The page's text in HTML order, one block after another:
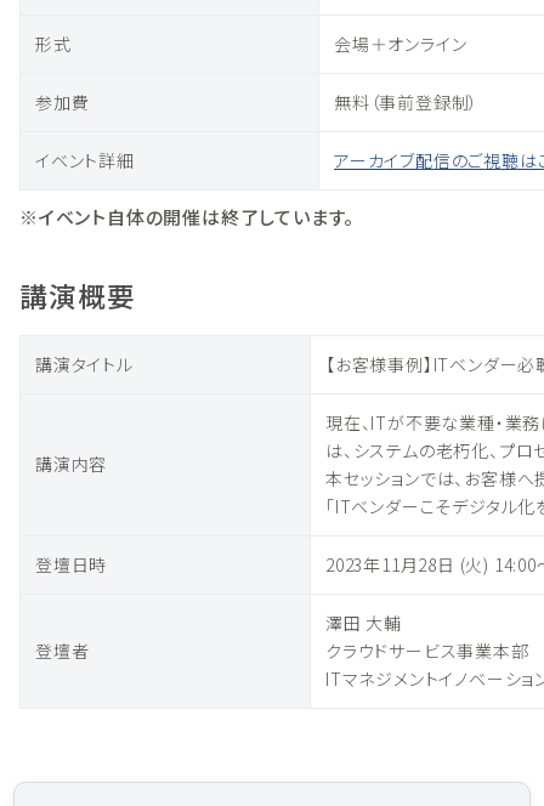
形式 会場＋オンライン
参加費 無料（事前登録制）
イベント詳細 アーカイブ配信のご視聴は
※イベント自体の開催は終了しています。
講演概要
講演タイトル 【お客様事例】ITベンダー
講演内容
現在、ITが不要な業種・業
は、システムの老朽化、プ
本セッションでは、お客様
「ITベンダーこそデジタル化
登壇日時 2023年11月28日 (火) 14:00
登壇者
澤田 大輔
クラウドサービス事業本部
ITマネジメントイノベーシ